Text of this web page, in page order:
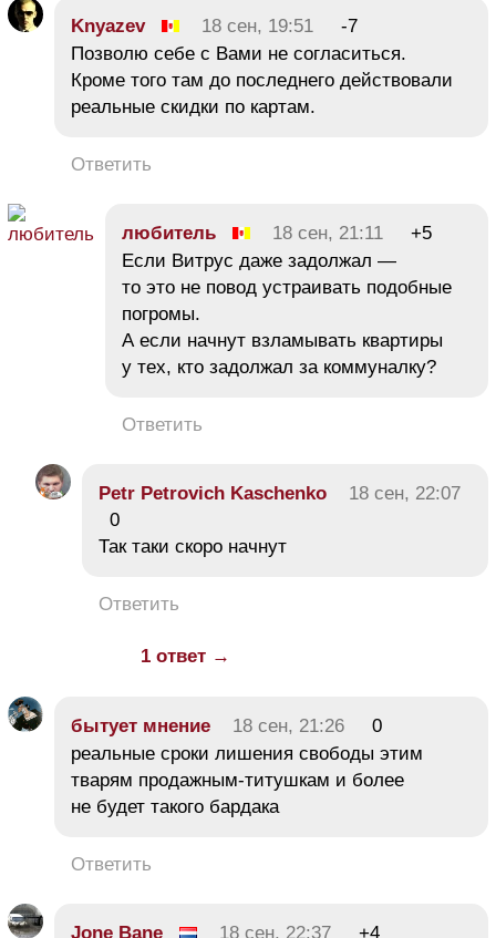
Knyazev 18 сен, 19:51
-7
Позволю себе с Вами не согласиться.
Кроме того там до последнего действовали
реальные скидки по картам.
Ответить
любитель 18 сен, 21:11
+5
Если Витрус даже задолжал —
то это не повод устраивать подобные
погромы.
А если начнут взламывать квартиры
у тех, кто задолжал за коммуналку?
Ответить
Petr Petrovich Kaschenko
18 сен, 22:07
0
Так таки скоро начнут
Ответить
1 ответ →
бытует мнение 18 сен, 21:26
0
реальные сроки лишения свободы этим
тварям продажным-титушкам и более
не будет такого бардака
Ответить
Jone Bane 18 сен, 22:37
+4